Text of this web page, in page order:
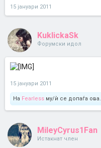
15 јануари 2011
KuklickaSk
Форумски идол
15 јануари 2011
На Fearless му/ѝ се допаѓа ова.
MileyCyrus1Fan
Истакнат член